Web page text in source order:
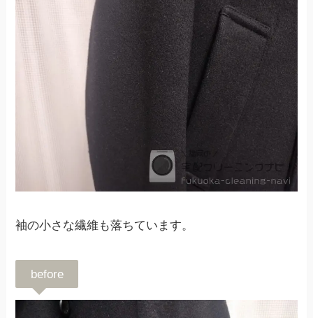
袖の小さな繊維も落ちています。
before